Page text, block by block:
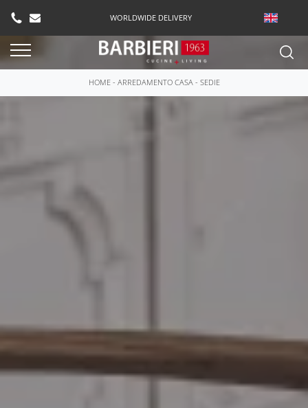
WORLDWIDE DELIVERY
HOME- ARREDAMENTO CASA - SEDIE